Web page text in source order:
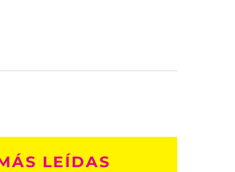
LEÍDAS